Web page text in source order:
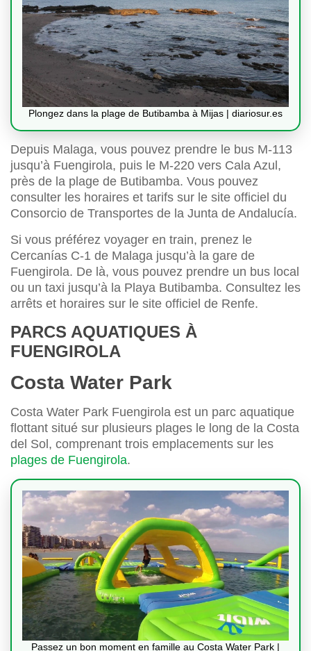
Plongez dans la plage de Butibamba à Mijas | diariosur.es
Depuis Malaga, vous pouvez prendre le bus M-113
jusqu’à Fuengirola, puis le M-220 vers Cala Azul,
près de la plage de Butibamba. Vous pouvez
consulter les horaires et tarifs sur le site officiel du
Consorcio de Transportes de la Junta de Andalucía.
Si vous préférez voyager en train, prenez le
Cercanías C-1 de Malaga jusqu’à la gare de
Fuengirola. De là, vous pouvez prendre un bus local
ou un taxi jusqu’à la Playa Butibamba. Consultez les
arrêts et horaires sur le site officiel de Renfe.
PARCS AQUATIQUES À
FUENGIROLA
Costa Water Park
Costa Water Park Fuengirola est un parc aquatique
flottant situé sur plusieurs plages le long de la Costa
del Sol, comprenant trois emplacements sur les
plages de Fuengirola.
Passez un bon moment en famille au Costa Water Park |